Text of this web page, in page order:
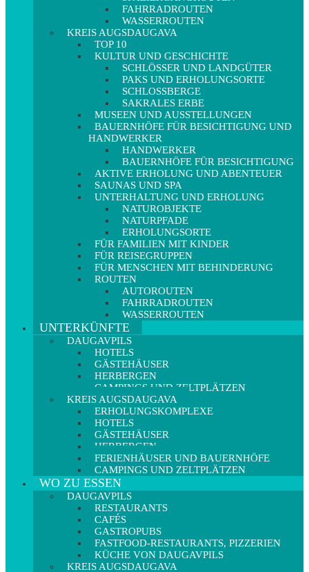
FAHRRADROUTEN
WASSERROUTEN
KREIS AUGSDAUGAVA
TOP 10
KULTUR UND GESCHICHTE
SCHLÖSSER UND LANDGÜTER
PAKS UND ERHOLUNGSORTE
SCHLOSSBERGE
SAKRALES ERBE
MUSEEN UND AUSSTELLUNGEN
BAUERNHÖFE FÜR BESICHTIGUNG UND
HANDWERKER
HANDWERKER
BAUERNHÖFE FÜR BESICHTIGUNG
AKTIVE ERHOLUNG UND ABENTEUER
SAUNAS UND SPA
UNTERHALTUNG UND ERHOLUNG
NATUROBJEKTE
NATURPFADE
ERHOLUNGSORTE
FÜR FAMILIEN MIT KINDER
FÜR REISEGRUPPEN
FÜR MENSCHEN MIT BEHINDERUNG
ROUTEN
AUTOROUTEN
FAHRRADROUTEN
WASSERROUTEN
UNTERKÜNFTE
DAUGAVPILS
HOTELS
GÄSTEHÄUSER
HERBERGEN
CAMPINGS UND ZELTPLÄTZEN
KREIS AUGSDAUGAVA
ERHOLUNGSKOMPLEXE
HOTELS
GÄSTEHÄUSER
HERBERGEN
FERIENHÄUSER UND BAUERNHÖFE
CAMPINGS UND ZELTPLÄTZEN
WO ZU ESSEN
DAUGAVPILS
RESTAURANTS
CAFÉS
GASTROPUBS
FASTFOOD-RESTAURANTS, PIZZERIEN
KÜCHE VON DAUGAVPILS
KREIS AUGSDAUGAVA